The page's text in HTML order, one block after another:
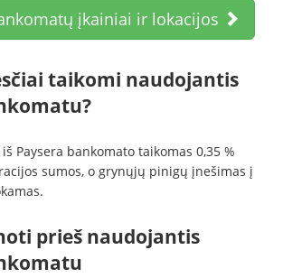
įkainiai ir lokacijos
taikomi naudojantis
Paysera bankomato taikomas 0,35 %
sumos, o grynųjų pinigų įnešimas į
prieš naudojantis